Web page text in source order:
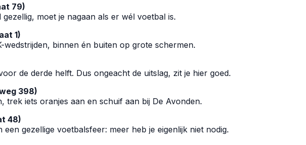
79)
moet je nagaan als er wél voetbal is.
1)
wedstrijden, binnen én buiten op grote schermen.
de derde helft. Dus ongeacht de uitslag, zit je hier goed.
398)
trek iets oranjes aan en schuif aan bij De Avonden.
48)
een gezellige voetbalsfeer: meer heb je eigenlijk niet nodig.